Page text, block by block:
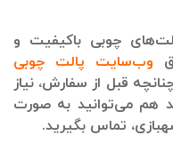
چوبی باکیفیت و
وب‌سایت پالت چوبی
قبل از سفارش، نیاز
هم می‌توانید به صورت
تماس بگیرید.